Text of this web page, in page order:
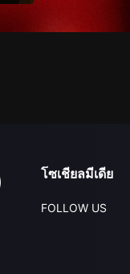
โซเชียลมีเดีย
FOLLOW US